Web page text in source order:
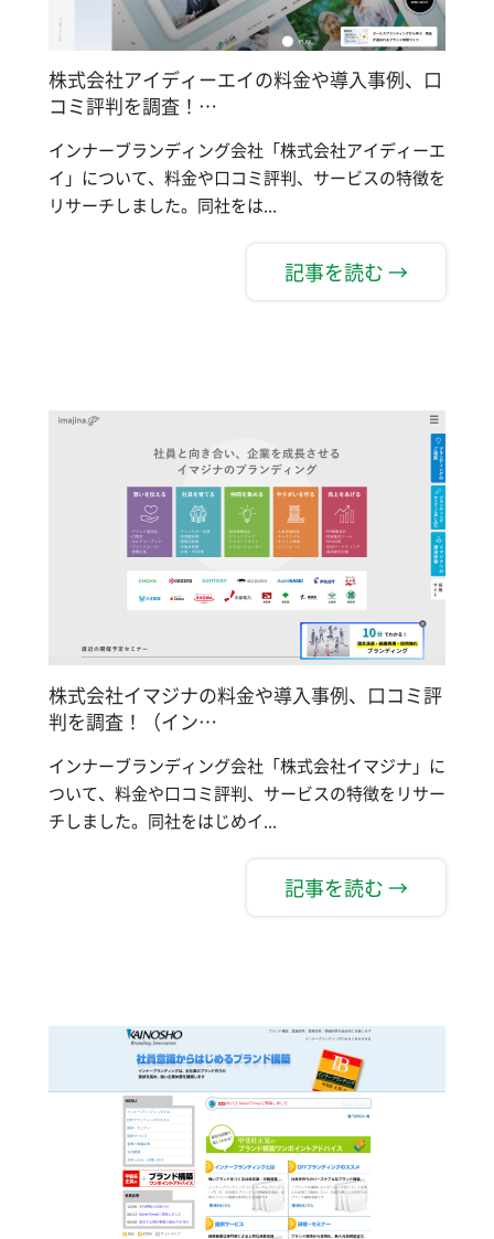
株式会社アイディーエイの料金や導入事例、口
コミ評判を調査！…
インナーブランディング会社「株式会社アイディーエ
イ」について、料金や口コミ評判、サービスの特徴を
リサーチしました。同社をは...
記事を読む →
株式会社イマジナの料金や導入事例、口コミ評
判を調査！（イン…
インナーブランディング会社「株式会社イマジナ」に
ついて、料金や口コミ評判、サービスの特徴をリサー
チしました。同社をはじめイ...
記事を読む →